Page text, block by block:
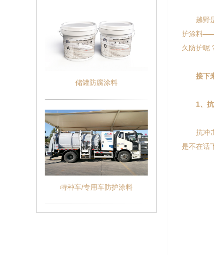
储罐防腐涂料
特种车/专用车防护涂料
越野是
护涂料
久防护呢
接下来
1、抗
抗冲
是不在话